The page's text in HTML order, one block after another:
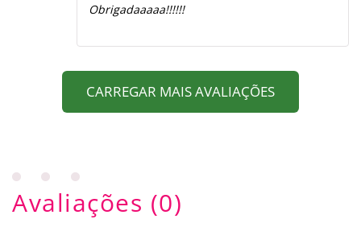
Obrigadaaaaa!!!!!!
CARREGAR MAIS AVALIAÇÕES
Avaliações (0)